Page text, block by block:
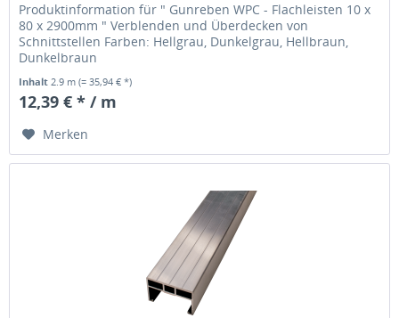
Produktinformation für " Gunreben WPC - Flachleisten 10 x
80 x 2900mm " Verblenden und Überdecken von
Schnittstellen Farben: Hellgrau, Dunkelgrau, Hellbraun,
Dunkelbraun
Inhalt2.9 m(= 35,94 € *)
12,39 € * / m
Merken